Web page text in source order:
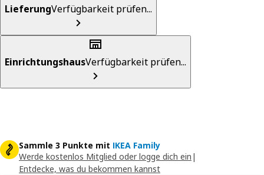
LieferungVerfügbarkeit prüfen...
EinrichtungshausVerfügbarkeit prüfen...
Sammle 3 Punkte mit IKEA Family
Werde kostenlos Mitglied oder logge dich ein |
Entdecke, was du bekommen kannst